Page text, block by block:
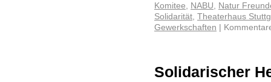
Komitee, NABU, Natur
Solidarität, Theaterhaus
Gewerkschaften
Solidarischer